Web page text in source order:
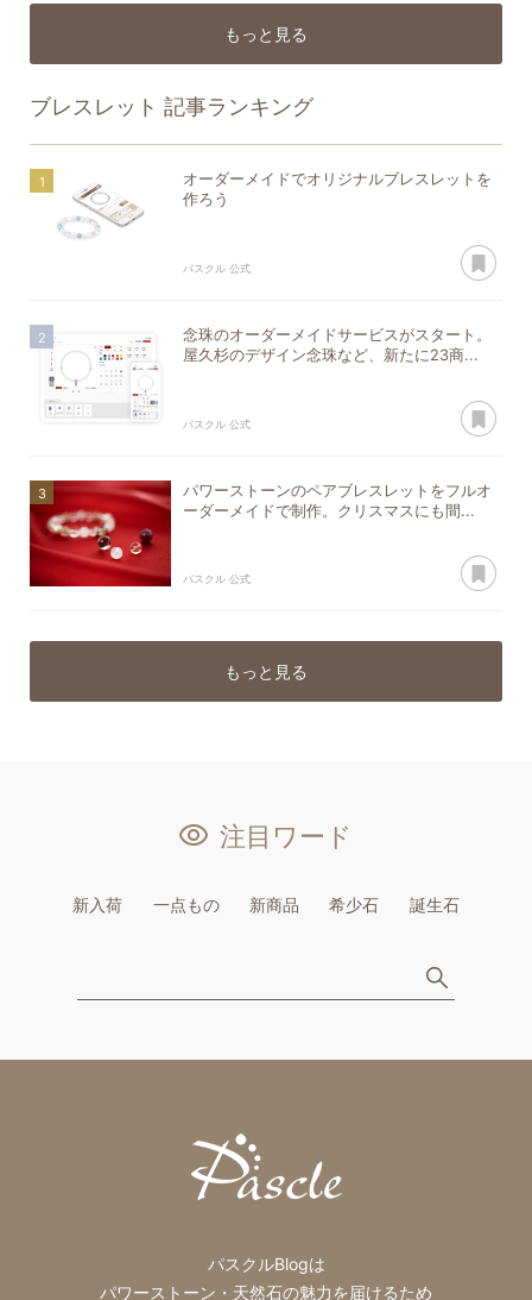
もっと見る
ブレスレット 記事ランキング
オーダーメイドでオリジナルブレスレットを
作ろう
パスクル 公式
念珠のオーダーメイドサービスがスタート。
屋久杉のデザイン念珠など、新たに23商...
パスクル 公式
パワーストーンのペアブレスレットをフルオ
ーダーメイドで制作。クリスマスにも間...
パスクル 公式
もっと見る
注目ワード
新入荷 一点もの 新商品 希少石 誕生石
パスクルBlogは
パワーストーン・天然石の魅力を届けるため